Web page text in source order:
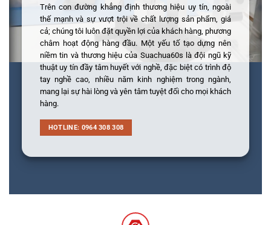
Trên con đường khẳng định thương hiệu uy tín, ngoài
thế mạnh và sự vượt trội về chất lượng sản phẩm, giá
cả; chúng tôi luôn đặt quyền lợi của khách hàng, phương
châm hoạt động hàng đầu. Một yếu tố tạo dựng nên
niềm tin và thương hiệu của Suachua60s là đội ngũ kỹ
thuật uy tín đầy tâm huyết với nghề, đặc biệt có trình độ
tay nghề cao, nhiều năm kinh nghiệm trong ngành,
mang lại sự hài lòng và yên tâm tuyệt đối cho mọi khách
hàng.
HOTLINE: 0964 308 308